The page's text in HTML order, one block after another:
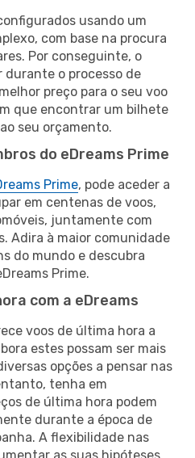
usando um
com base na procura
Por conseguinte, o
durante o processo de
preço para o seu voo
que encontrar um bilhete
seu orçamento.
do eDreams Prime
Prime, pode aceder a
em centenas de voos,
juntamente com
Adira à maior comunidade
do mundo e descubra
Prime.
com a eDreams
voos de última hora a
estes possam ser mais
opções a pensar nas
tenha em
de última hora podem
durante a época de
A flexibilidade nas